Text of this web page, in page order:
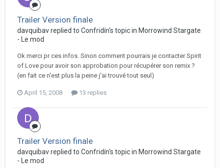
Trailer Version finale
davquibav replied to Confridín's topic in Morrowind Stargate
- Le mod
Ok merci pr ces infos. Sinon comment pourrais je contacter Spirit
of Love pour avoir son approbation pour récupérer son remix ?
(en fait ce n'est plus la peine j'ai trouvé tout seul)
April 15, 2008 13 replies
Trailer Version finale
davquibav replied to Confridín's topic in Morrowind Stargate
- Le mod